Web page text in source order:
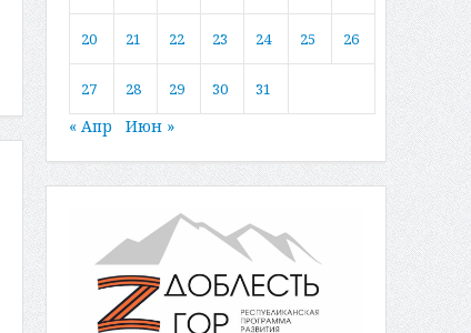
20 21 22 23 24 25 26
27 28 29 30 31
« Апр Июн »